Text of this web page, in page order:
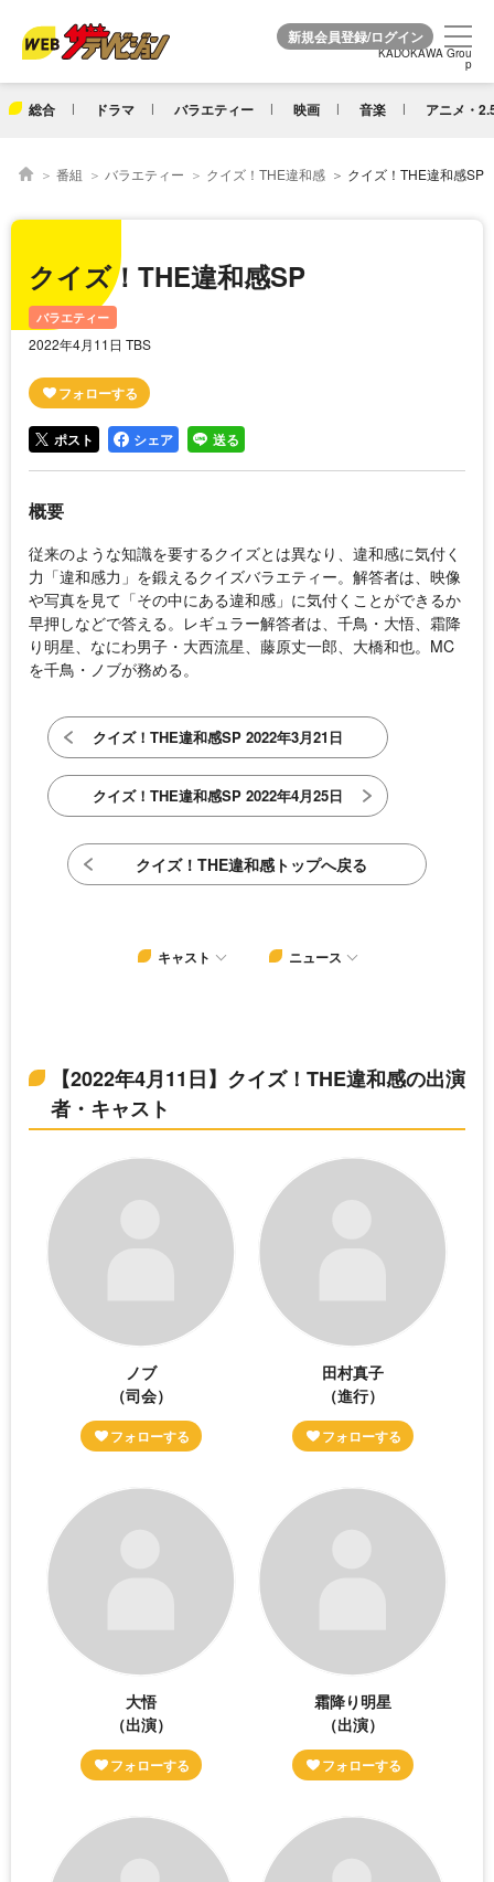
KADOKAWA Grou
p
総合 ドラマ バラエティー 映画 音楽 アニメ・
KADOKAWA Grou
p
番組 バラエティー クイズ！THE違和感 クイズ！THE違和感SP
クイズ！THE違和感SP
バラエティー
2022年4月11日 TBS
ポスト シェア 送る
概要
従来のような知識を要するクイズとは異なり、違和感に気付く
力「違和感力」を鍛えるクイズバラエティー。解答者は、映像
や写真を見て「その中にある違和感」に気付くことができるか
早押しなどで答える。レギュラー解答者は、千鳥・大悟、霜降
り明星、なにわ男子・大西流星、藤原丈一郎、大橋和也。MC
を千鳥・ノブが務める。
クイズ！THE違和感SP 2022年3月21日
クイズ！THE違和感SP 2022年4月25日
クイズ！THE違和感トップへ戻る
キャスト ニュース
【2022年4月11日】クイズ！THE違和感の出演
者・キャスト
ノブ
（司会）
田村真子
（進行）
大悟
（出演）
霜降り明星
（出演）